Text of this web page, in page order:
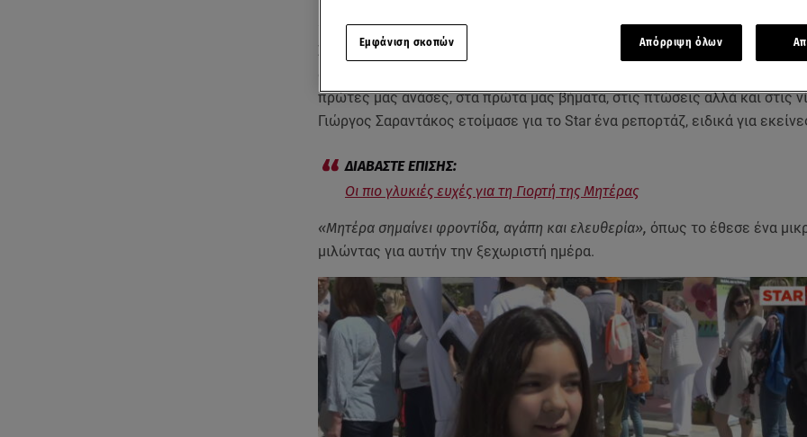
Σήμερα είναι ηΓιορτή της Μητέρας
. Αφιερωμένη σ' όλες τις σπουδαίες
πρώτες μας ανάσες, στα πρώτα μας βήματα, στις πτώσεις αλλά και στις
Γιώργος Σαραντάκος ετοίμασε για το Star ένα ρεπορτάζ, ειδικά για
Οι πιο γλυκιές ευχές για τη Γιορτή της Μητέρας
«Μητέρα σημαίνει φροντίδα, αγάπη και ελευθερία», όπως το έθεσε ένα
μιλώντας για αυτήν την ξεχωριστή ημέρα.
Εμφάνιση σκοπών Απόρριψη όλων